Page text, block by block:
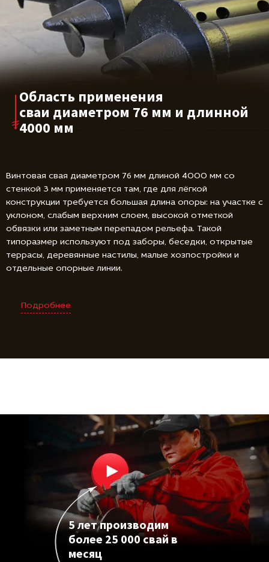
Область применения
сваи диаметром 76 мм и длинной
4000 мм
Винтовая свая диаметром 76 мм длиной 4000 мм со
стенкой 3 мм применяется там, где для лёгкой
конструкции требуется большая длина опоры: на участке с
уклоном, слабым верхним слоем, высокой отметкой
обвязки или заметным перепадом рельефа. Такой
типоразмер используют под заборы, беседки, открытые
террасы, деревянные настилы, малые хозпостройки и
отдельные опорные линии.
Подробнее
5 лет производим
более 25 000 свай в
месяц